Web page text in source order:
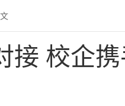
接 校企